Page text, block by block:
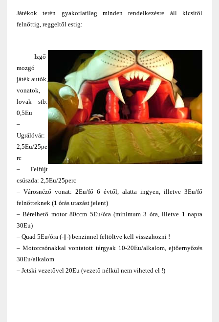
Játékok terén gyakorlatilag minden rendelkezésre áll kicsitől
felnőttig, reggeltől estig:
– Izgő-
mozgó
játék autók,
vonatok,
lovak stb:
0,5Eu
–
Ugrálóvár:
2,5Eu/25pe
rc
– Felfújt
csúszda: 2,5Eu/25perc
– Városnéző vonat: 2Eu/fő 6 évtől, alatta ingyen, illetve 3Eu/fő
felnőtteknek (1 órás utazást jelent)
– Bérelhető motor 80ccm 5Eu/óra (minimum 3 óra, illetve 1 napra
30Eu)
– Quad 5Eu/óra (-||-) benzinnel feltöltve kell visszahozni !
– Motorcsónakkal vontatott tárgyak 10-20Eu/alkalom, ejtőernyőzés
30Eu/alkalom
– Jetski vezetővel 20Eu (vezető nélkül nem viheted el !)